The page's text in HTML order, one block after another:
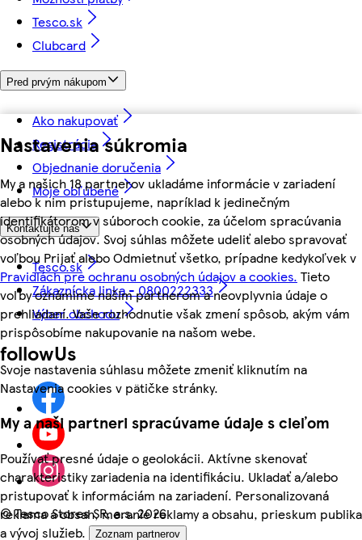
Nastavenia súkromia
My a našich 18 partnerov ukladáme informácie v zariadení
alebo k nim pristupujeme, napríklad k jedinečným
identifikátorom v súboroch cookie, za účelom spracúvania
osobných údajov. Svoj súhlas môžete udeliť alebo spravovať
voľbou Prijať alebo Odmietnuť všetko, prípadne kedykoľvek v
Pravidlách pre ochranu osobných údajov a cookies. Tieto
voľby oznámime našim partnerom a neovplyvnia údaje o
prehliadaní. Vaše rozhodnutie však zmení spôsob, akým vám
prispôsobíme nakupovanie na našom webe.
Svoje nastavenia súhlasu môžete zmeniť kliknutím na
Nastavenia cookies v pätičke stránky.
My a naši partneri spracúvame údaje s cieľom
Používať presné údaje o geolokácii. Aktívne skenovať
charakteristiky zariadenia na identifikáciu. Ukladať a/alebo
pristupovať k informáciám na zariadení. Personalizovaná
reklama a obsah, meranie reklamy a obsahu, prieskum publika
a vývoj služieb.
Zoznam partnerov
Tesco.sk
Clubcard
Pred prvým nákupom
Ako nakupovať
Registrácia
Objednanie doručenia
Moje obľúbené
Kontaktujte nás
Tesco.sk
Zákaznícka linka - 0800222333
Výber obchodu
followUs
©Tesco Stores SR, a.s. 2026